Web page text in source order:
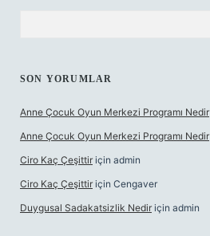
SON YORUMLAR
Anne Çocuk Oyun Merkezi Programı Nedir
Anne Çocuk Oyun Merkezi Programı Nedir
Ciro Kaç Çeşittir için admin
Ciro Kaç Çeşittir için Cengaver
Duygusal Sadakatsizlik Nedir için admin